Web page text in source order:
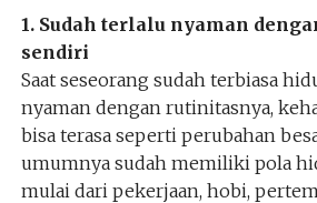
1. Sudah terlalu nyaman
sendiri
Saat seseorang sudah terbiasa
nyaman dengan rutinitasnya,
bisa terasa seperti perubahan
umumnya sudah memiliki pola
mulai dari pekerjaan, hobi,